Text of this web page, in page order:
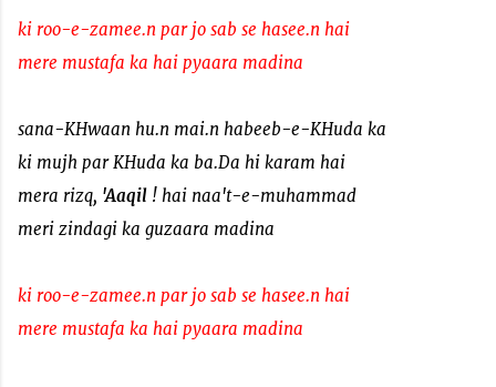
ki roo-e-zamee.n par jo sab se hasee.n hai
mere mustafa ka hai pyaara madina
sana-KHwaan hu.n mai.n habeeb-e-KHuda ka
ki mujh par KHuda ka ba.Da hi karam hai
mera rizq, 'Aaqil ! hai naa't-e-muhammad
meri zindagi ka guzaara madina
ki roo-e-zamee.n par jo sab se hasee.n hai
mere mustafa ka hai pyaara madina